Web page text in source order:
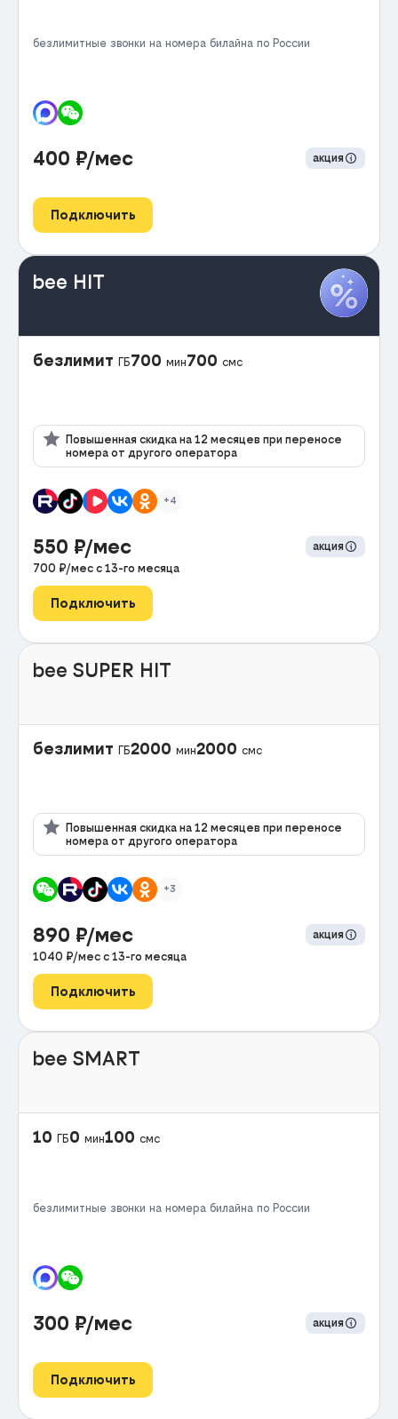
безлимитные звонки на номера билайна по России
400 ₽/мес акция
Подключить
bee HIT
безлимит ГБ700 мин700 смс
Повышенная скидка на 12 месяцев при переносе
номера от другого оператора
+4
550 ₽/мес
акция
700 ₽/мес с 13-го месяца
Подключить
bee SUPER HIT
безлимит ГБ2000 мин2000 смс
Повышенная скидка на 12 месяцев при переносе
номера от другого оператора
+3
890 ₽/мес
акция
1040 ₽/мес с 13-го месяца
Подключить
bee SMART
10 ГБ0 мин100 смс
безлимитные звонки на номера билайна по России
300 ₽/мес акция
Подключить